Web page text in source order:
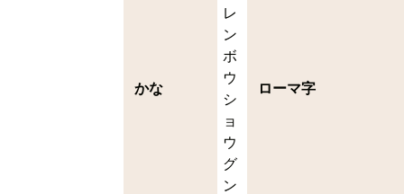
かな
レ
ン
ボ
ウ
シ
ョ
ウ
グ
ン
ローマ字